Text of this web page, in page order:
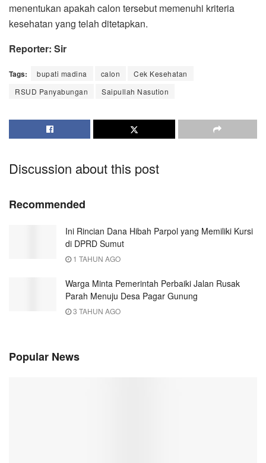
menentukan apakah calon tersebut memenuhi kriteria
kesehatan yang telah ditetapkan.
Reporter: Sir
Tags: bupati madina calon
Cek Kesehatan
RSUD Panyabungan
Saipullah Nasution
Discussion about this post
Recommended
Ini Rincian Dana Hibah Parpol yang Memiliki Kursi
di DPRD Sumut
1 TAHUN AGO
Warga Minta Pemerintah Perbaiki Jalan Rusak
Parah Menuju Desa Pagar Gunung
3 TAHUN AGO
Popular News